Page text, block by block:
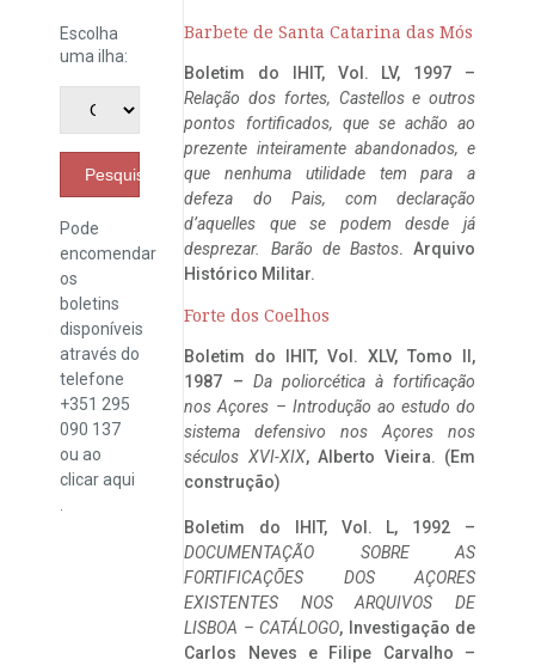
Escolha
uma ilha:
Pesquisar
Pode
encomendar
os
boletins
disponíveis
através do
telefone
+351 295
090 137
ou ao
clicaraqui
Barbete de Santa Catarina das Mós
Boletim do IHIT, Vol. LV, 1997 –
Relação dos fortes, Castellos e outros
pontos fortificados, que se achão ao
prezente inteiramente abandonados, e
que nenhuma utilidade tem para a
defeza do Pais, com declaração
d’aquelles que se podem desde já
desprezar. Barão de Bastos. Arquivo
Histórico Militar.
Forte dos Coelhos
Boletim do IHIT, Vol. XLV, Tomo II,
1987 – Da poliorcética à fortificação
nos Açores – Introdução ao estudo do
sistema defensivo nos Açores nos
séculos XVI-XIX, Alberto Vieira. (Em
construção)
Boletim do IHIT, Vol. L, 1992 –
DOCUMENTAÇÃO SOBRE AS
FORTIFICAÇÕES DOS AÇORES
EXISTENTES NOS ARQUIVOS DE
LISBOA – CATÁLOGO, Investigação de
Carlos Neves e Filipe Carvalho –